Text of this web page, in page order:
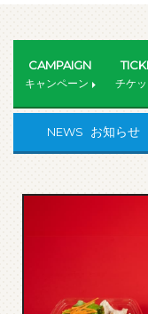
CAMPAIGN
キャンペーン チケッ
NEWS お知らせ